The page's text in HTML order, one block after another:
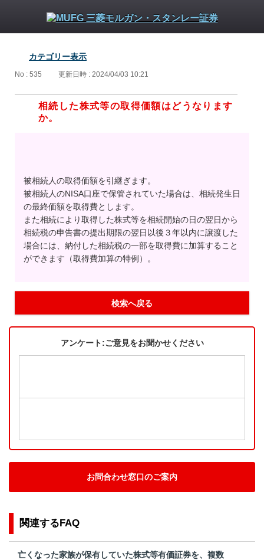
カテゴリー表示
No : 535 更新日時 : 2024/04/03 10:21
相続した株式等の取得価額はどうなります
か。
被相続人の取得価額を引継ぎます。
被相続人のNISA口座で保管されていた場合は、相続発生日
の最終価額を取得費とします。
また相続により取得した株式等を相続開始の日の翌日から
相続税の申告書の提出期限の翌日以後３年以内に譲渡した
場合には、納付した相続税の一部を取得費に加算すること
ができます（取得費加算の特例）。
検索へ戻る
アンケート:ご意見をお聞かせください
お問合わせ窓口のご案内
関連するFAQ
亡くなった家族が保有していた株式等有価証券を、複数